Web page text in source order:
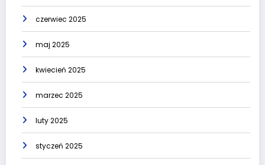
czerwiec 2025
maj 2025
kwiecień 2025
marzec 2025
luty 2025
styczeń 2025